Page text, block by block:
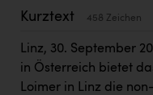
INTERSPORT Austria
Jesolo
Jane Goodall Institute
Kurztext 458 Zeichen
Linz, 30. September
in Österreich bietet
Loimer in Linz die